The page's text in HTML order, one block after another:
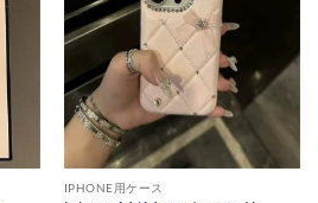
IPHONE用ケース